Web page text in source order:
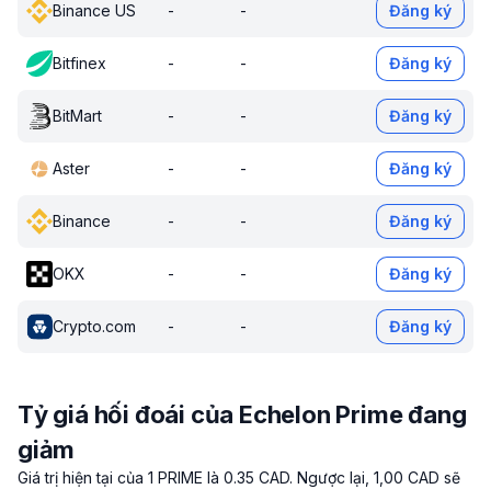
Binance US - - Đăng ký
Bitfinex - - Đăng ký
BitMart - - Đăng ký
Aster - - Đăng ký
Binance - - Đăng ký
OKX - - Đăng ký
Crypto.com - - Đăng ký
Tỷ giá hối đoái của Echelon Prime đang
giảm
Giá trị hiện tại của 1 PRIME là 0.35 CAD. Ngược lại, 1,00 CAD sẽ